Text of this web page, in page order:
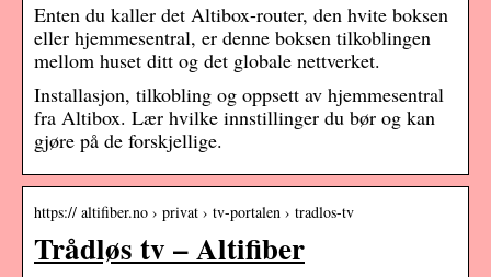
Enten du kaller det Altibox-router, den hvite boksen
eller hjemmesentral, er denne boksen tilkoblingen
mellom huset ditt og det globale nettverket.
Installasjon, tilkobling og oppsett av hjemmesentral
fra Altibox. Lær hvilke innstillinger du bør og kan
gjøre på de forskjellige.
https:// altifiber.no › privat › tv-portalen › tradlos-tv
Trådløs tv – Altifiber